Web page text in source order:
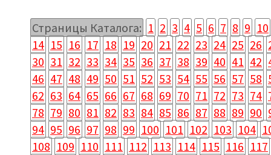
Страницы Каталога: 1 2 3 4 5 6 7 8 9 10
14 15 16 17 18 19 20 21 22 23 24 25 26
30 31 32 33 34 35 36 37 38 39 40 41 42
46 47 48 49 50 51 52 53 54 55 56 57 58
62 63 64 65 66 67 68 69 70 71 72 73 74
78 79 80 81 82 83 84 85 86 87 88 89 90
94 95 96 97 98 99 100 101 102 103 104
108 109 110 111 112 113 114 115 116 117